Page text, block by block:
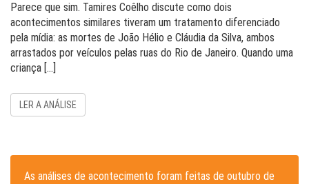
Parece que sim. Tamires Coêlho discute como dois
acontecimentos similares tiveram um tratamento diferenciado
pela mídia: as mortes de João Hélio e Cláudia da Silva, ambos
arrastados por veículos pelas ruas do Rio de Janeiro. Quando uma
criança […]
LER A ANÁLISE
As análises de acontecimento foram feitas de outubro de